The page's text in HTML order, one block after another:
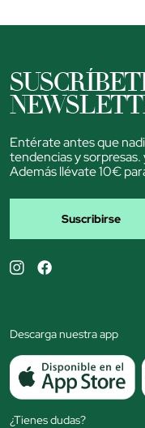
Entérate antes que
tendencias y sorpresas.
Además llévate 10€
Suscribirse
Descarga nuestra app
¿Tienes dudas?